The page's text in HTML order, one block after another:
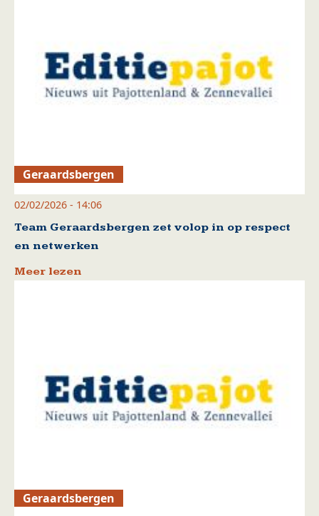
Geraardsbergen
02/02/2026 - 14:06
Team Geraardsbergen zet volop in op respect
en netwerken
Meer lezen
Geraardsbergen